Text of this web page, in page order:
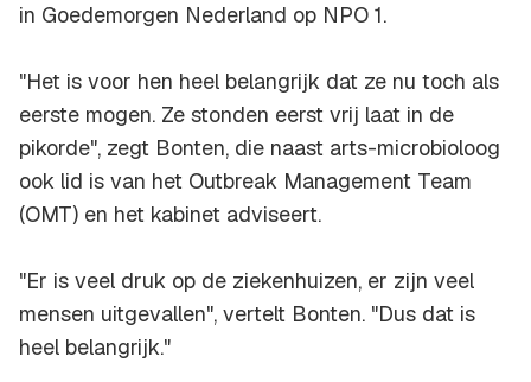
in Goedemorgen Nederland op NPO 1.
"Het is voor hen heel belangrijk dat ze nu toch als
eerste mogen. Ze stonden eerst vrij laat in de
pikorde", zegt Bonten, die naast arts-microbioloog
ook lid is van het Outbreak Management Team
(OMT) en het kabinet adviseert.
"Er is veel druk op de ziekenhuizen, er zijn veel
mensen uitgevallen", vertelt Bonten. "Dus dat is
heel belangrijk."